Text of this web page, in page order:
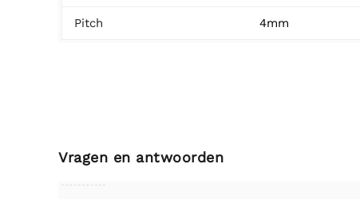
Pitch 4mm
Vragen en antwoorden